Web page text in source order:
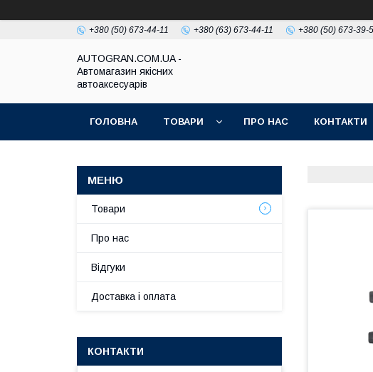
+380 (50) 673-44-11 +380 (63) 673-44-11 +380 (50) 673-39-
AUTOGRAN.COM.UA -
Автомагазин якісних
автоаксесуарів
ГОЛОВНА ТОВАРИ ПРО НАС КОНТАКТИ
Товари
Про нас
Відгуки
Доставка і оплата
КОНТАКТИ